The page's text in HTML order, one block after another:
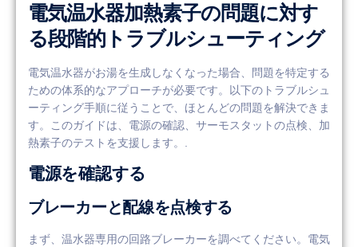
電気温水器加熱素子の問題に対す
る段階的トラブルシューティング
電気温水器がお湯を生成しなくなった場合、問題を特定する
ための体系的なアプローチが必要です。以下のトラブルシュ
ーティング手順に従うことで、ほとんどの問題を解決できま
す。このガイドは、電源の確認、サーモスタットの点検、加
熱素子のテストを支援します。.
電源を確認する
ブレーカーと配線を点検する
まず、温水器専用の回路ブレーカーを調べてください。電気